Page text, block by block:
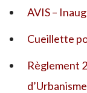
AVIS –
Cueillette
Règlement
d’Urbanisme